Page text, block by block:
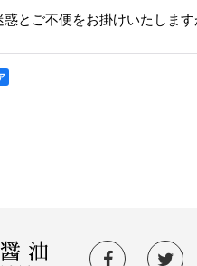
とご不便をお掛けいたしま